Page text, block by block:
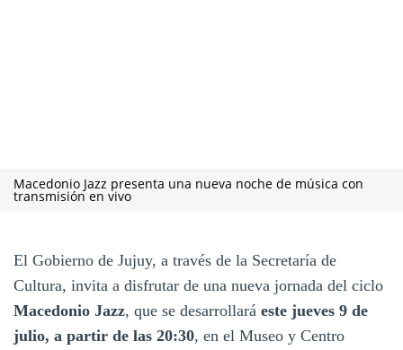
Macedonio Jazz presenta una nueva noche de música con
transmisión en vivo
El Gobierno de Jujuy, a través de la Secretaría de
Cultura, invita a disfrutar de una nueva jornada del ciclo
Macedonio Jazz, que se desarrollará este jueves 9 de
julio, a partir de las 20:30, en el Museo y Centro